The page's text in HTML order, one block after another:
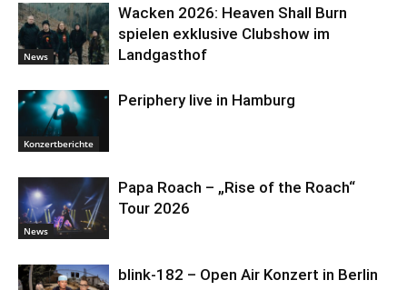
News
Wacken 2026: Heaven Shall Burn
spielen exklusive Clubshow im
Landgasthof
Konzertberichte
Periphery live in Hamburg
News
Papa Roach – „Rise of the Roach“
Tour 2026
blink-182 – Open Air Konzert in Berlin